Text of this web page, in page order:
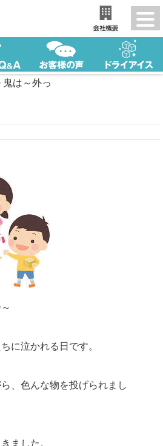
鬼は～外っ
に泣かれる日です。
、色んな物を投げられまし
ました。